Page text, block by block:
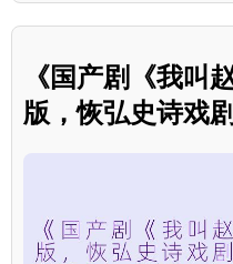
《国产剧《我叫
版，恢弘史诗戏